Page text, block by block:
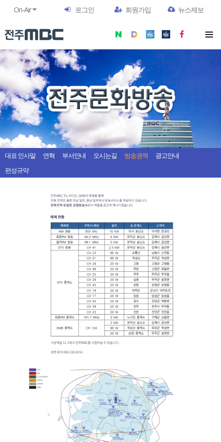
On-Air 로그인 회원가입 뉴스제보
대표 인사말 연혁 부서안내 오시는길 방송권역
광고안내
편성규약